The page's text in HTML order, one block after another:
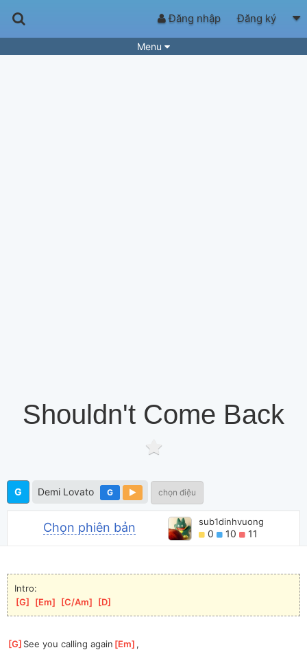
Đăng nhập Đăng ký
Menu
Shouldn't Come Back
G Demi Lovato G chọn điệu
Chọn phiên bản sub1dinhvuong
0 10 11
Intro:
[G [Em [C/Am [D
[G ]See you calling again [Em ],